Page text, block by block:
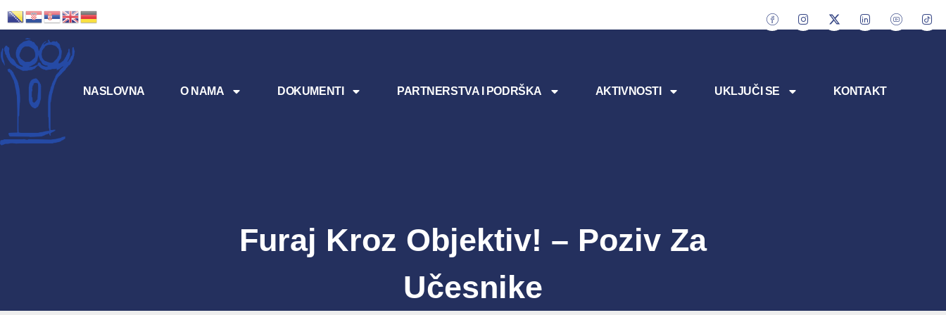
NASLOVNA O NAMA DOKUMENTI PARTNERSTVA I PODRŠKA AKTIVNOSTI UKLJUČI SE KONTAKT
Furaj Kroz Objektiv! – Poziv Za
Učesnike